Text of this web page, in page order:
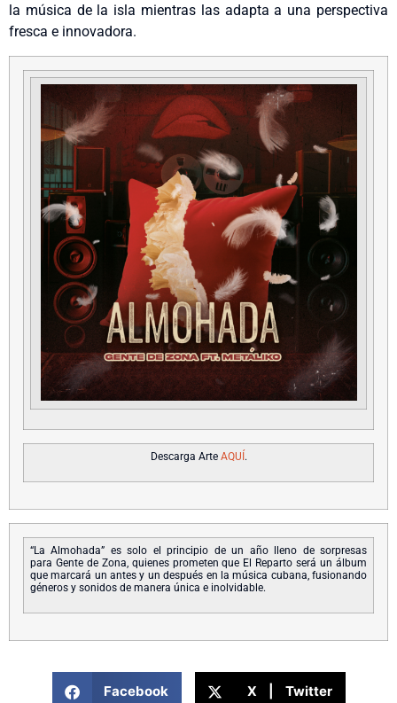
la música de la isla mientras las adapta a una perspectiva
fresca e innovadora.
Descarga Arte AQUÍ.
“La Almohada” es solo el principio de un año lleno de sorpresas
para Gente de Zona, quienes prometen que El Reparto será un álbum
que marcará un antes y un después en la música cubana, fusionando
géneros y sonidos de manera única e inolvidable.
Facebook X | Twitter